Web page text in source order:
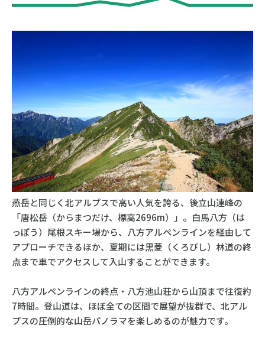
燕岳と同じく北アルプスで高い人気を誇る、後立山連峰の
「唐松岳（からまつだけ、標高2696m）」。白馬八方（は
っぽう）尾根スキー場から、八方アルペンラインを経由して
アプローチできるほか、夏期には黒菱（くろびし）林道の終
点まで車でアクセスして入山することができます。
八方アルペンラインの終点・八方池山荘から山頂まで往復約
7時間。登山道は、ほぼ全ての区間で展望が抜群で、北アル
プスの圧倒的な山岳パノラマを楽しめるのが魅力です。